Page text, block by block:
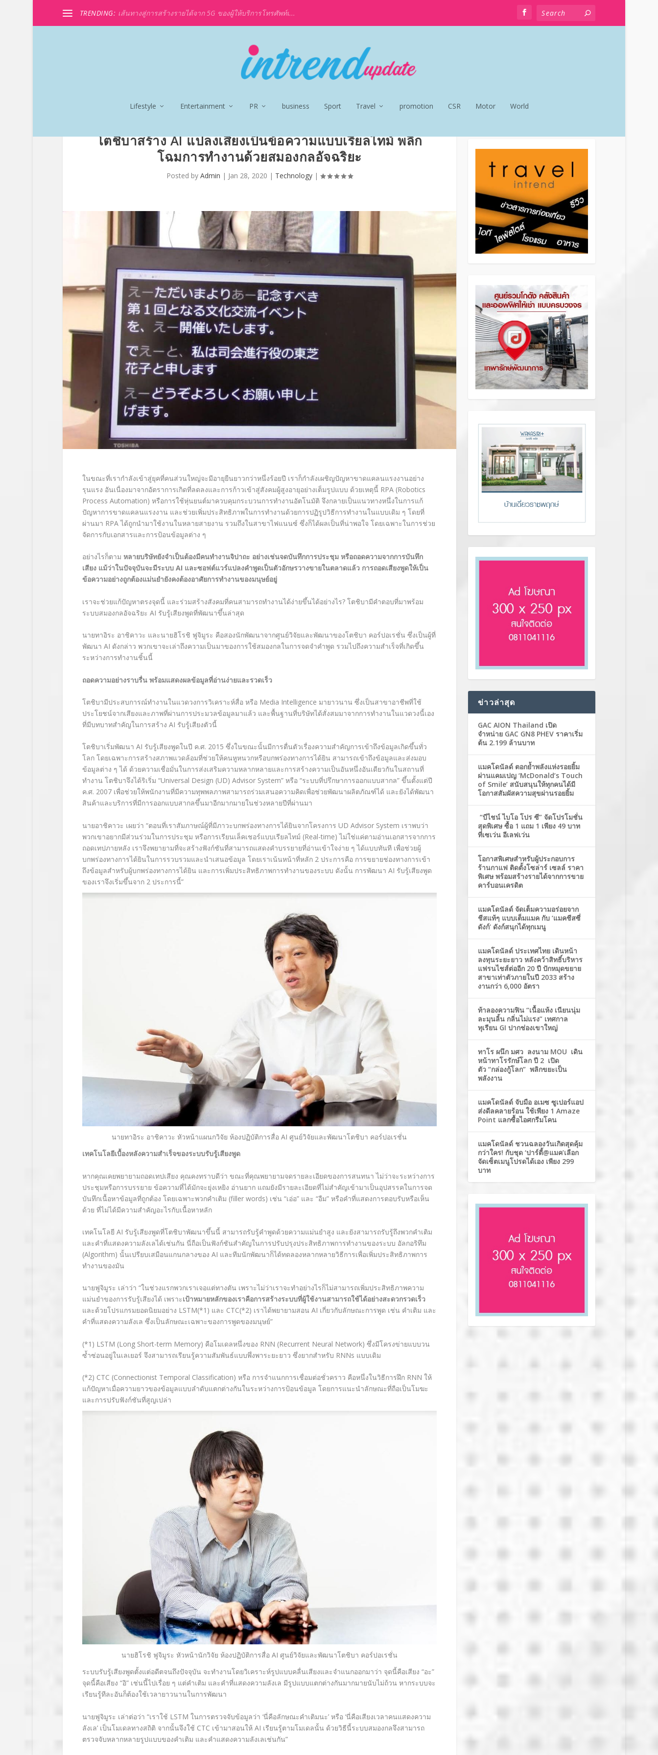
TRENDING: เส้นทางสู่การสร้างรายได้จาก 5G ของผู้ให้บริการโทรศัพท์เ...
Lifestyle Entertainment PR business Sport Travel promotion CSR Motor World
โตชิบาสร้าง AI แปลงเสียงเป็นข้อความแบบเรียลไทม์ พลิก
โฉมการทำงานด้วยสมองกลอัจฉริยะ
Posted by Admin | Jan 28, 2020 | Technology|
ในขณะที่เรากำลังเข้าสู่ยุคที่คนส่วนใหญ่จะมีอายุยืนยาวกว่าหนึ่งร้อยปี เราก็กำลังเผชิญปัญหาขาดแคลนแรงงานอย่าง
รุนแรง อันเนื่องมาจากอัตราการเกิดที่ลดลงและการก้าวเข้าสู่สังคมผู้สูงอายุอย่างเต็มรูปแบบ ด้วยเหตุนี้ RPA (Robotics
Process Automation) หรือการใช้หุ่นยนต์มาควบคุมกระบวนการทำงานอัตโนมัติ จึงกลายเป็นแนวทางหนึ่งในการแก้
ปัญหาการขาดแคลนแรงงาน และช่วยเพิ่มประสิทธิภาพในการทำงานด้วยการปฏิรูปวิธีการทำงานในแบบเดิม ๆ โดยที่
ผ่านมา RPA ได้ถูกนำมาใช้งานในหลายสายงาน รวมถึงในสาขาไฟแนนซ์ ซึ่งก็ได้ผลเป็นที่น่าพอใจ โดยเฉพาะในการช่วย
จัดการกับเอกสารและการป้อนข้อมูลต่าง ๆ
อย่างไรก็ตาม หลายบริษัทยังจำเป็นต้องมีคนทำงานจิปาถะ อย่างเช่นจดบันทึกการประชุม หรือถอดความจากการบันทึก
เสียง แม้ว่าในปัจจุบันจะมีระบบ AI และซอฟต์แวร์แปลงคำพูดเป็นตัวอักษรวางขายในตลาดแล้ว การถอดเสียงพูดให้เป็น
ข้อความอย่างถูกต้องแม่นยำยังคงต้องอาศัยการทำงานของมนุษย์อยู่
เราจะช่วยแก้ปัญหาตรงจุดนี้ และร่วมสร้างสังคมที่คนสามารถทำงานได้ง่ายขึ้นได้อย่างไร? โตชิบามีคำตอบที่มาพร้อม
ระบบสมองกลอัจฉริยะ AI รับรู้เสียงพูดที่พัฒนาขึ้นล่าสุด
นายทาอิระ อาชิคาวะ และนายฮิโรชิ ฟูจิมูระ คือสองนักพัฒนาจากศูนย์วิจัยและพัฒนาของโตชิบา คอร์ปอเรชั่น ซึ่งเป็นผู้ที่
พัฒนา AI ดังกล่าว พวกเขาจะเล่าถึงความเป็นมาของการใช้สมองกลในการจดจำคำพูด รวมไปถึงความสำเร็จที่เกิดขึ้น
ระหว่างการทำงานชิ้นนี้
ถอดความอย่างราบรื่น พร้อมแสดงผลข้อมูลที่อ่านง่ายและรวดเร็ว
โตชิบามีประสบการณ์ทำงานในแวดวงการวิเคราะห์สื่อ หรือ Media Intelligence มายาวนาน ซึ่งเป็นสาขาอาชีพที่ใช้
ประโยชน์จากเสียงและภาพที่ผ่านการประมวลข้อมูลมาแล้ว และพื้นฐานที่บริษัทได้สั่งสมมาจากการทำงานในแวดวงนี้เอง
ที่มีบทบาทสำคัญในการสร้าง AI รับรู้เสียงตัวนี้
โตชิบาเริ่มพัฒนา AI รับรู้เสียงพูดในปี ค.ศ. 2015 ซึ่งในขณะนั้นมีการตื่นตัวเรื่องความสำคัญการเข้าถึงข้อมูลเกิดขึ้นทั่ว
โลก โดยเฉพาะการสร้างสภาพแวดล้อมที่ช่วยให้คนหูหนวกหรือบกพร่องทางการได้ยิน สามารถเข้าถึงข้อมูลและส่งมอบ
ข้อมูลต่าง ๆ ได้ ด้วยความเชื่อมั่นในการส่งเสริมความหลากหลายและการสร้างความเป็นอันหนึ่งอันเดียวกันในสถานที่
ทำงาน โตชิบาจึงได้ริเริ่ม “Universal Design (UD) Advisor System” หรือ “ระบบที่ปรึกษาการออกแบบสากล” ขึ้นตั้งแต่ปี
ค.ศ. 2007 เพื่อช่วยให้พนักงานที่มีความทุพพลภาพสามารถร่วมเสนอความคิดเพื่อช่วยพัฒนาผลิตภัณฑ์ได้ และยังได้พัฒนา
สินค้าและบริการที่มีการออกแบบสากลขึ้นมาอีกมากมายในช่วงหลายปีที่ผ่านมา
นายอาชิคาวะ เผยว่า “ตอนที่เราสัมภาษณ์ผู้ที่มีภาวะบกพร่องทางการได้ยินจากโครงการ UD Advisor System เราพบว่า
พวกเขาอยากมีส่วนร่วมในการประชุม หรือการเรียนเล็คเชอร์แบบเรียลไทม์ (Real-time) ไม่ใช่แค่ตามอ่านเอกสารจากการ
ถอดเทปภายหลัง เราจึงพยายามที่จะสร้างฟังก์ชันที่สามารถแสดงคำบรรยายที่อ่านเข้าใจง่าย ๆ ได้แบบทันที เพื่อช่วยผู้
บกพร่องทางการได้ยินในการรวบรวมและนำเสนอข้อมูล โดยเราเน้นหน้าที่หลัก 2 ประการคือ การขยายช่องทางการเข้า
ถึงข้อมูลสำหรับผู้บกพร่องทางการได้ยิน และการเพิ่มประสิทธิภาพการทำงานของระบบ ดังนั้น การพัฒนา AI รับรู้เสียงพูด
ของเราจึงเริ่มขึ้นจาก 2 ประการนี้”
นายทาอิระ อาชิคาวะ หัวหน้าแผนกวิจัย ห้องปฏิบัติการสื่อ AI ศูนย์วิจัยและพัฒนาโตชิบา คอร์ปอเรชั่น
เทคโนโลยีเบื้องหลังความสำเร็จของระบบรับรู้เสียงพูด
หากคุณเคยพยายามถอดเทปเสียง คุณคงทราบดีว่า ขณะที่คุณพยายามจดรายละเอียดของการสนทนา ไม่ว่าจะระหว่างการ
ประชุมหรือการบรรยาย ข้อความที่ได้มักจะยุ่งเหยิง อ่านยาก แถมยังมีรายละเอียดที่ไม่สำคัญเข้ามาเป็นอุปสรรคในการจด
บันทึกเนื้อหาข้อมูลที่ถูกต้อง โดยเฉพาะพวกคำเติม (filler words) เช่น “เอ่อ” และ “อืม” หรือคำที่แสดงการตอบรับหรือเห็น
ด้วย ที่ไม่ได้มีความสำคัญอะไรกับเนื้อหาหลัก
เทคโนโลยี AI รับรู้เสียงพูดที่โตชิบาพัฒนาขึ้นนี้ สามารถรับรู้คำพูดด้วยความแม่นยำสูง และยังสามารถรับรู้ถึงพวกคำเติม
และคำที่แสดงความลังเลได้เช่นกัน นี่ถือเป็นฟังก์ชันสำคัญในการปรับปรุงประสิทธิภาพการทำงานของระบบ อัลกอริทึม
(Algorithm) นั้นเปรียบเสมือนแกนกลางของ AI และทีมนักพัฒนาก็ได้ทดลองหลากหลายวิธีการเพื่อเพิ่มประสิทธิภาพการ
ทำงานของมัน
นายฟูจิมูระ เล่าว่า “ในช่วงแรกพวกเราเจอแต่ทางตัน เพราะไม่ว่าเราจะทำอย่างไรก็ไม่สามารถเพิ่มประสิทธิภาพความ
แม่นยำของการรับรู้เสียงได้ เพราะเป้าหมายหลักของเราคือการสร้างระบบที่ผู้ใช้งานสามารถใช้ได้อย่างสะดวกรวดเร็ว
และด้วยโปรแกรมยอดนิยมอย่าง LSTM(*1) และ CTC(*2) เราได้พยายามสอน AI เกี่ยวกับลักษณะการพูด เช่น คำเติม และ
คำที่แสดงความลังเล ซึ่งเป็นลักษณะเฉพาะของการพูดของมนุษย์”
(*1) LSTM (Long Short-term Memory) คือโมเดลหนึ่งของ RNN (Recurrent Neural Network) ซึ่งมีโครงข่ายแบบวน
ซ้ำซ่อนอยู่ในเลเยอร์ จึงสามารถเรียนรู้ความสัมพันธ์แบบพึ่งพาระยะยาว ซึ่งยากสำหรับ RNNs แบบเดิม
(*2) CTC (Connectionist Temporal Classification) หรือ การจำแนกการเชื่อมต่อชั่วคราว คือหนึ่งในวิธีการฝึก RNN ให้
แก้ปัญหาเมื่อความยาวของข้อมูลแบบลำดับแตกต่างกันในระหว่างการป้อนข้อมูล โดยการแนะนำลักษณะที่ถือเป็นโมฆะ
และการปรับฟังก์ชันที่สูญเปล่า
นายฮิโรชิ ฟูจิมูระ หัวหน้านักวิจัย ห้องปฏิบัติการสื่อ AI ศูนย์วิจัยและพัฒนาโตชิบา คอร์ปอเรชั่น
ระบบรับรู้เสียงพูดตั้งแต่อดีตจนถึงปัจจุบัน จะทำงานโดยวิเคราะห์รูปแบบคลื่นเสียงและจำแนกออกมาว่า จุดนี้คือเสียง “อะ”
จุดนี้คือเสียง “อิ” เช่นนี้ไปเรื่อย ๆ แต่คำเติม และคำที่แสดงความลังเล มีรูปแบบแตกต่างกันมากมายนับไม่ถ้วน หากระบบจะ
เรียนรู้ทีละอันก็ต้องใช้เวลายาวนานในการพัฒนา
นายฟูจิมูระ เล่าต่อว่า “เราใช้ LSTM ในการตรวจจับข้อมูลว่า ‘นี่คือลักษณะคำเติมนะ’ หรือ ‘นี่คือเสียงเวลาคนแสดงความ
ลังเล’ เป็นโมเดลทางสถิติ จากนั้นจึงใช้ CTC เข้ามาสอนให้ AI เรียนรู้ตามโมเดลนั้น ด้วยวิธีนี้ระบบสมองกลจึงสามารถ
ตรวจจับหลากหลายรูปแบบของคำเติม และคำแสดงความลังเลเช่นกัน”
ข่าวล่าสุด
GAC AION Thailand เปิด
จำหน่าย GAC GN8 PHEV ราคาเริ่ม
ต้น 2.199 ล้านบาท
แมคโดนัลด์ ตอกย้ำพลังแห่งรอยยิ้ม
ผ่านแคมเปญ ‘McDonald’s Touch
of Smile’ สนับสนุนให้ทุกคนได้มี
โอกาสสัมผัสความสุขผ่านรอยยิ้ม
“บีไชน์ ไบโอ โปร ซี” จัดโปรโมชั่น
สุดพิเศษ ซื้อ 1 แถม 1 เพียง 49 บาท
ที่เซเว่น อีเลฟเว่น
โอกาสพิเศษสำหรับผู้ประกอบการ
ร้านกาแฟ ติดตั้งโซล่าร์ เซลล์ ราคา
พิเศษ พร้อมสร้างรายได้จากการขาย
คาร์บอนเครดิต
แมคโดนัลด์ จัดเต็มความอร่อยจาก
ชีสแท้ๆ แบบเต็มแมค กับ ‘แมคชีสซี่
ดังก์’ ดังก์สนุกได้ทุกเมนู
แมคโดนัลด์ ประเทศไทย เดินหน้า
ลงทุนระยะยาว หลังคว้าสิทธิ์บริหาร
แฟรนไชส์ต่ออีก 20 ปี ปักหมุดขยาย
สาขาเท่าตัวภายในปี 2033 สร้าง
งานกว่า 6,000 อัตรา
ท้าลองความฟิน “เนื้อแห้ง เนียนนุ่ม
ละมุนลิ้น กลิ่นไม่แรง” เทศกาล
ทุเรียน GI ปากช่องเขาใหญ่
ทาโร ผนึก มศว ลงนาม MOU เดิน
หน้าทาโรรักษ์โลก ปี 2 เปิด
ตัว “กล่องกู้โลก” พลิกขยะเป็น
พลังงาน
แมคโดนัลด์ จับมือ อเมซ ซูเปอร์แอป
ส่งดีลคลายร้อน ใช้เพียง 1 Amaze
Point แลกซื้อไอศกรีมโคน
แมคโดนัลด์ ชวนฉลองวันเกิดสุดคุ้ม
กว่าใคร! กับชุด ‘ปาร์ตี้@แมค’เลือก
จัดเซ็ตเมนูโปรดได้เอง เพียง 299
บาท